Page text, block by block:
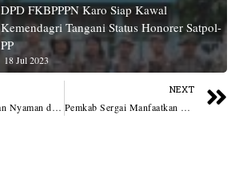
DPD FKBPPPN Karo Siap Kawal
Kemendagri Tangani Status Honorer Satpol-
PP
18 Jul 2023
Wujudkan Medan Nyaman dan Aman, Dandim 0201/Medan Lepas Patroli Tim Anti Begal
NEXT
Pemkab Sergai Manfaatkan PRSU 2026 Untuk Promosikan Potensi Daerah dan Dorong Investasi